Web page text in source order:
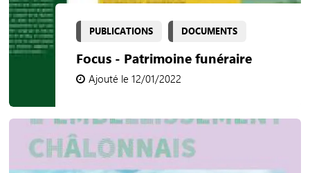
PUBLICATIONS DOCUMENTS
Focus - Patrimoine funéraire
Ajouté le 12/01/2022